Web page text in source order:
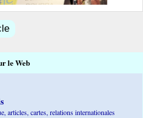
le Web
articles, cartes, relations internationales